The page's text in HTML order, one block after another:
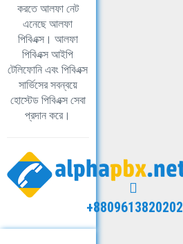
করতে আলফা নেট
এনেছে আলফা
পিবিএক্স। আলফা
পিবিএক্স আইপি
টেলিফোনি এবং পিবিএক্স
সার্ভিসের সবন্বয়ে
হোস্টেড পিবিএক্স সেবা
প্রদান করে।
+8809613820202